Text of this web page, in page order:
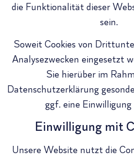
die Funktionalität dieser
sein.
Soweit Cookies von
Analysezwecken eingesetzt
Sie hierüber im
Datenschutzerklärung
ggf. eine
Einwilligung mit
Unsere Website nutzt die